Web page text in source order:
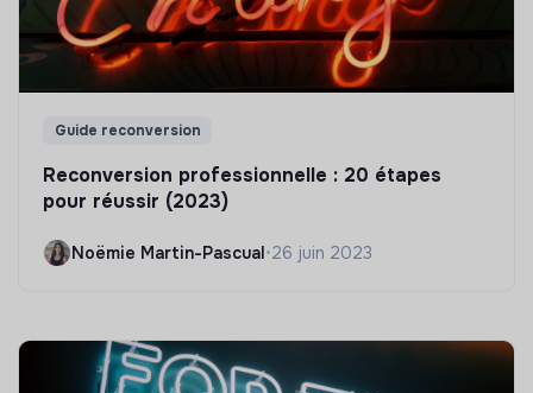
Guide reconversion
Reconversion professionnelle : 20 étapes
pour réussir (2023)
Noëmie Martin-Pascual•26 juin 2023